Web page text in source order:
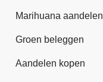
Marihuana aandelen
Groen beleggen
Aandelen kopen